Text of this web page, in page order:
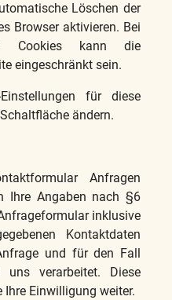
Löschen der
Browser aktivieren. Bei
Cookies kann die
eingeschränkt sein.
für diese
ändern.
Anfragen
Ihre Angaben nach §6
inklusive
Kontaktdaten
und für den Fall
uns verarbeitet. Diese
Ihre Einwilligung weiter.